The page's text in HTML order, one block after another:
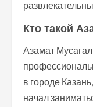
Кто такой
Азамат
в городе
начал